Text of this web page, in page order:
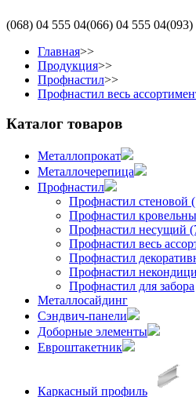
(068) 04 555 04(066) 04 555 04(093)
Главная>>
Продукция>>
Профнастил>>
Профнастил весь
Каталог товаров
Металлопрокат
Металлочерепица
Профнастил
Профнастил стеновой
Профнастил
Профнастил несущий
Профнастил весь
Профнастил
Профнастил
Профнастил для забора
Металлосайдинг
Сэндвич-панели
Доборные элементы
Евроштакетник
Каркасный профиль